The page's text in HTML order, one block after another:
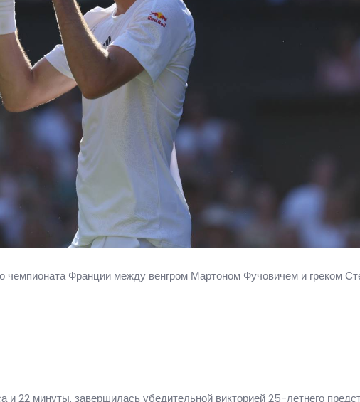
чемпионата Франции между венгром Мартоном Фучовичем и греком
и 22 минуты, завершилась убедительной викторией 25-летнего